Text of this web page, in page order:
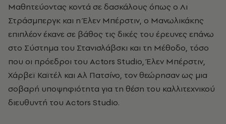
Μαθητεύοντας κοντά σε δασκάλους όπως ο Λι
Στράσμπεργκ και η Έλεν Μπέρστιν, ο Μανωλικάκης
επιπλέον έκανε σε βάθος τις δικές του έρευνες επάνω
στο Σύστημα του Στανισλάβσκι και τη Μέθοδο, τόσο
που οι πρόεδροι του Actors Studio, Έλεν Μπέρστιν,
Χάρβεϊ Καϊτέλ και Αλ Πατσίνο, τον θεώρησαν ως μια
σοβαρή υποψηφιότητα για τη θέση του καλλιτεχνικού
διευθυντή του Actors Studio.